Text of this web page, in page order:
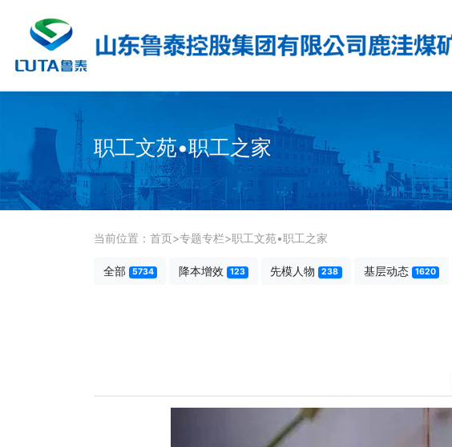
职工文苑•职工之家
当前位置： 首页>专题专栏>职工文苑•职工之家
全部 5734 降本增效 123 先模人物 238 基层动态 1620